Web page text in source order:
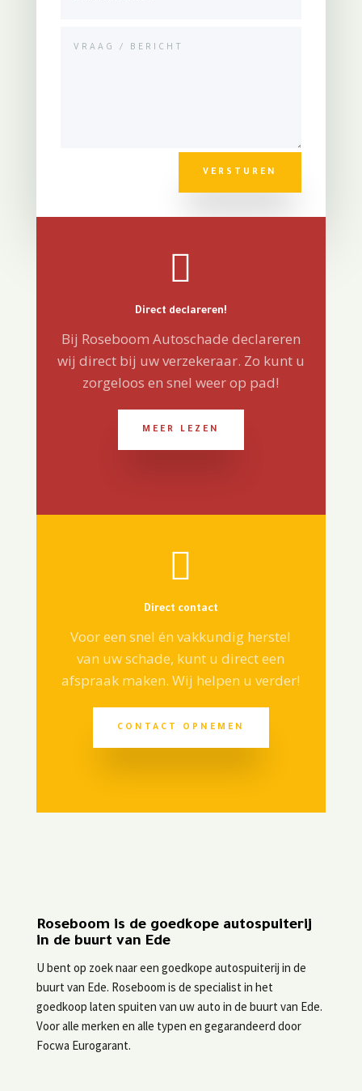
VERSTUREN

Direct declareren!
Bij Roseboom Autoschade declareren
wij direct bij uw verzekeraar. Zo kunt u
zorgeloos en snel weer op pad!
MEER LEZEN

Direct contact
Voor een snel én vakkundig herstel
van uw schade, kunt u direct een
afspraak maken. Wij helpen u verder!
CONTACT OPNEMEN
Roseboom is de goedkope autospuiterij
in de buurt van Ede
U bent op zoek naar een goedkope autospuiterij in de
buurt van Ede. Roseboom is de specialist in het
goedkoop laten spuiten van uw auto in de buurt van Ede.
Voor alle merken en alle typen en gegarandeerd door
Focwa Eurogarant.